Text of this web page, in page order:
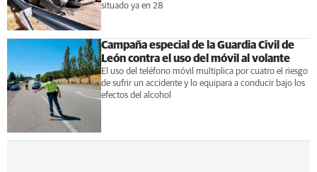
situado ya en 28
Campaña especial de la Guardia Civil de
León contra el uso del móvil al volante
El uso del teléfono móvil multiplica por cuatro el riesgo
de sufrir un accidente y lo equipara a conducir bajo los
efectos del alcohol